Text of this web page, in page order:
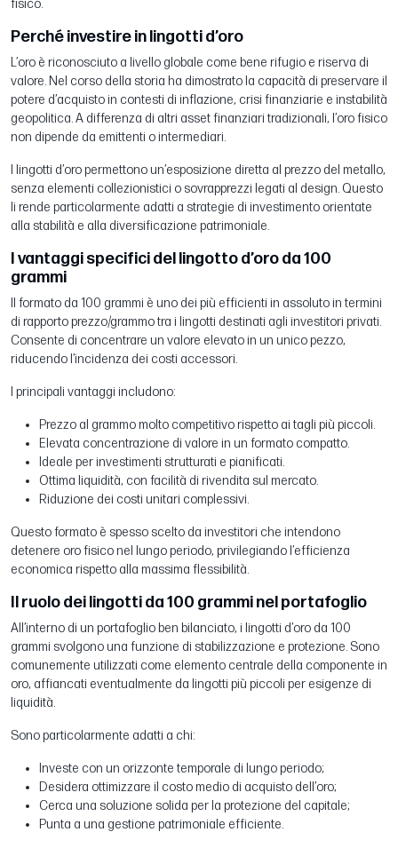
fisico.
Perché investire in lingotti d’oro
L’oro è riconosciuto a livello globale come bene rifugio e riserva di
valore. Nel corso della storia ha dimostrato la capacità di preservare il
potere d’acquisto in contesti di inflazione, crisi finanziarie e instabilità
geopolitica. A differenza di altri asset finanziari tradizionali, l’oro fisico
non dipende da emittenti o intermediari.
I lingotti d’oro permettono un’esposizione diretta al prezzo del metallo,
senza elementi collezionistici o sovrapprezzi legati al design. Questo
li rende particolarmente adatti a strategie di investimento orientate
alla stabilità e alla diversificazione patrimoniale.
I vantaggi specifici del lingotto d’oro da 100
grammi
Il formato da 100 grammi è uno dei più efficienti in assoluto in termini
di rapporto prezzo/grammo tra i lingotti destinati agli investitori privati.
Consente di concentrare un valore elevato in un unico pezzo,
riducendo l’incidenza dei costi accessori.
I principali vantaggi includono:
Prezzo al grammo molto competitivo rispetto ai tagli più piccoli.
Elevata concentrazione di valore in un formato compatto.
Ideale per investimenti strutturati e pianificati.
Ottima liquidità, con facilità di rivendita sul mercato.
Riduzione dei costi unitari complessivi.
Questo formato è spesso scelto da investitori che intendono
detenere oro fisico nel lungo periodo, privilegiando l’efficienza
economica rispetto alla massima flessibilità.
Il ruolo dei lingotti da 100 grammi nel portafoglio
All’interno di un portafoglio ben bilanciato, i lingotti d’oro da 100
grammi svolgono una funzione di stabilizzazione e protezione. Sono
comunemente utilizzati come elemento centrale della componente in
oro, affiancati eventualmente da lingotti più piccoli per esigenze di
liquidità.
Sono particolarmente adatti a chi:
Investe con un orizzonte temporale di lungo periodo;
Desidera ottimizzare il costo medio di acquisto dell’oro;
Cerca una soluzione solida per la protezione del capitale;
Punta a una gestione patrimoniale efficiente.